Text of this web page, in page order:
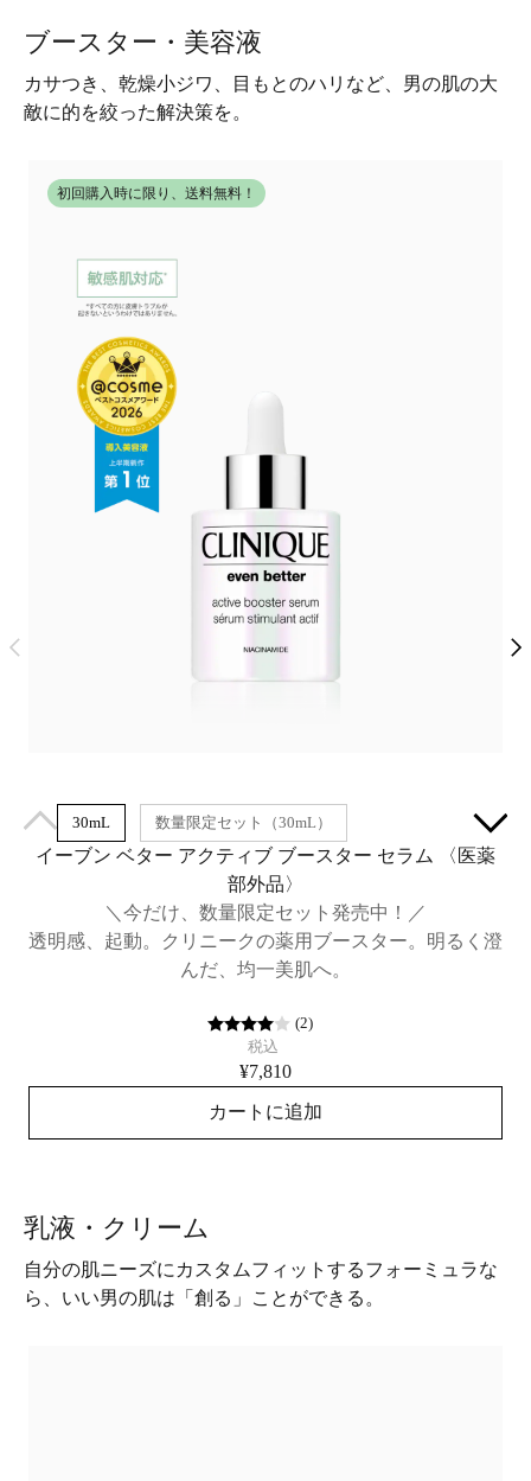
ブースター・美容液
カサつき、乾燥小ジワ、目もとのハリなど、男の肌の大
敵に的を絞った解決策を。
初回購入時に限り、送料無料！
30mL 数量限定セット（30mL）
イーブン ベター アクティブ ブースター セラム​ 〈医薬
部外品〉
＼今だけ、数量限定セット発売中！／
透明感、起動。クリニークの薬用ブースター。明るく澄
んだ、均一美肌へ。
(2)
税込
¥7,810
カートに追加
乳液・クリーム
自分の肌ニーズにカスタムフィットするフォーミュラな
ら、いい男の肌は「創る」ことができる。